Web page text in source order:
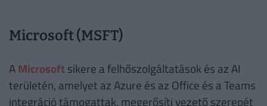
Microsoft (MSFT)
AMicrosoft sikere a felhőszolgáltatások és az AI
területén, amelyet az Azure és az Office és a Teams
integráció támogattak, megerősíti vezető szerepét